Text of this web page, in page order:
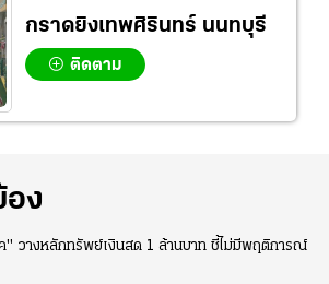
กราดยิงเทพศิรินทร์ นนทบุรี
ติดตาม
อง
" วางหลักทรัพย์เงินสด 1 ล้านบาท ชี้ไม่มีพฤติการณ์